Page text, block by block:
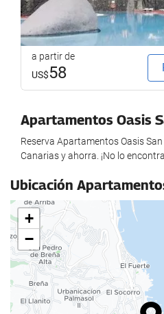
WiFi
Wi-Fi gratuito
Internet
Serviços de receção
Zonas comuns
Bem-estar
Solário
a partir de
US$58
Apartamentos Oasis
Reserva Apartamentos Oasis
Canarias y ahorra. ¡No lo
Ubicación
+
−